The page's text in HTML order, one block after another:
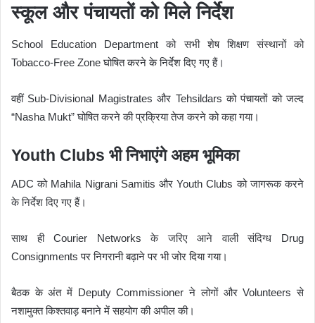
स्कूल और पंचायतों को मिले निर्देश
School Education Department को सभी शेष शिक्षण संस्थानों को
Tobacco-Free Zone घोषित करने के निर्देश दिए गए हैं।
वहीं Sub-Divisional Magistrates और Tehsildars को पंचायतों को जल्द
“Nasha Mukt” घोषित करने की प्रक्रिया तेज करने को कहा गया।
Youth Clubs भी निभाएंगे अहम भूमिका
ADC को Mahila Nigrani Samitis और Youth Clubs को जागरूक करने
के निर्देश दिए गए हैं।
साथ ही Courier Networks के जरिए आने वाली संदिग्ध Drug
Consignments पर निगरानी बढ़ाने पर भी जोर दिया गया।
बैठक के अंत में Deputy Commissioner ने लोगों और Volunteers से
नशामुक्त किश्तवाड़ बनाने में सहयोग की अपील की।